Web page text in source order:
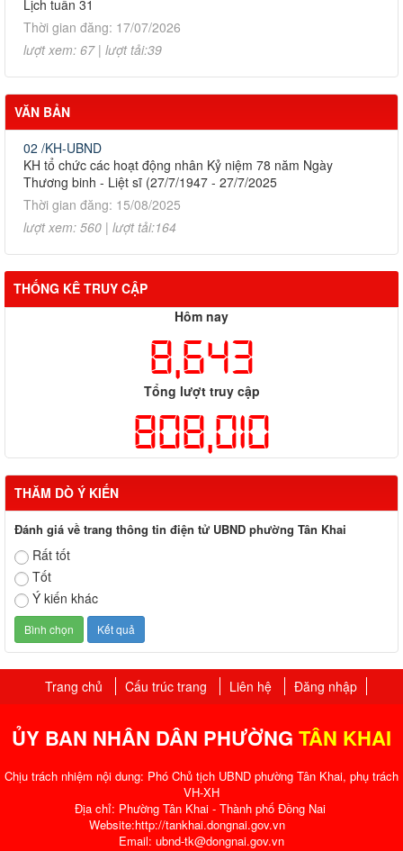
Lịch tuần 31
Thời gian đăng: 17/07/2026
lượt xem: 67 | lượt tải:39
VĂN BẢN
02 /KH-UBND
KH tổ chức các hoạt động nhân Kỷ niệm 78 năm Ngày
Thương binh - Liệt sĩ (27/7/1947 - 27/7/2025
Thời gian đăng: 15/08/2025
lượt xem: 560 | lượt tải:164
THỐNG KÊ TRUY CẬP
Hôm nay
8,643
Tổng lượt truy cập
808,010
THĂM DÒ Ý KIẾN
Đánh giá về trang thông tin điện tử UBND phường Tân Khai
Rất tốt
Tốt
Ý kiến khác
Trang chủ Cấu trúc trang Liên hệ Đăng nhập
ỦY BAN NHÂN DÂN PHƯỜNG TÂN KHAI
Chịu trách nhiệm nội dung: Phó Chủ tịch UBND phường Tân Khai, phụ trách
VH-XH
Địa chỉ: Phường Tân Khai - Thành phố Đồng Nai
Website:http://tankhai.dongnai.gov.vn
Email: ubnd-tk@dongnai.gov.vn​